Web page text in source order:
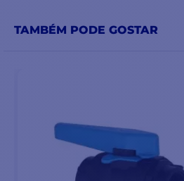
TAMBÉM PODE GOSTAR